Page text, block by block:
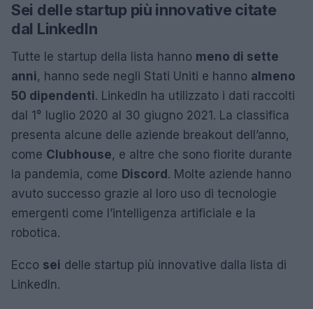
Sei delle startup più innovative citate
dal LinkedIn
Tutte le startup della lista hanno meno di sette
anni, hanno sede negli Stati Uniti e hanno almeno
50 dipendenti. LinkedIn ha utilizzato i dati raccolti
dal 1° luglio 2020 al 30 giugno 2021. La classifica
presenta alcune delle aziende breakout dell’anno,
come Clubhouse, e altre che sono fiorite durante
la pandemia, come Discord . Molte aziende hanno
avuto successo grazie al loro uso di tecnologie
emergenti come l’intelligenza artificiale e la
robotica.
Ecco sei delle startup più innovative dalla lista di
LinkedIn.